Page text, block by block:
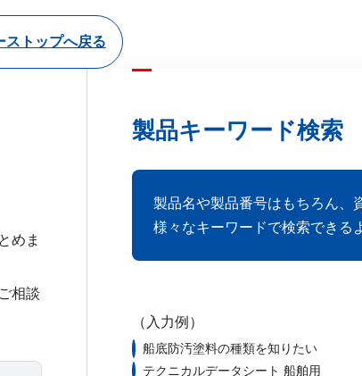
ストップへ戻る
めま
相談
製品キーワード検索
製品名や製品番号はもちろん、
様々なキーワードで検索できる
（入力例）
船底防汚塗料の種類を知りたい
テクニカルデータシート 船舶用